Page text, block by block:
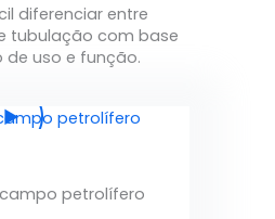
diferenciar entre
tubulação com base
uso e função.
petrolífero